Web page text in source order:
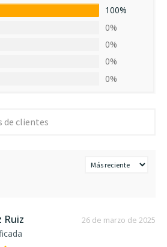
100%
0%
0%
0%
0%
Ruiz 26 de marzo de 2025